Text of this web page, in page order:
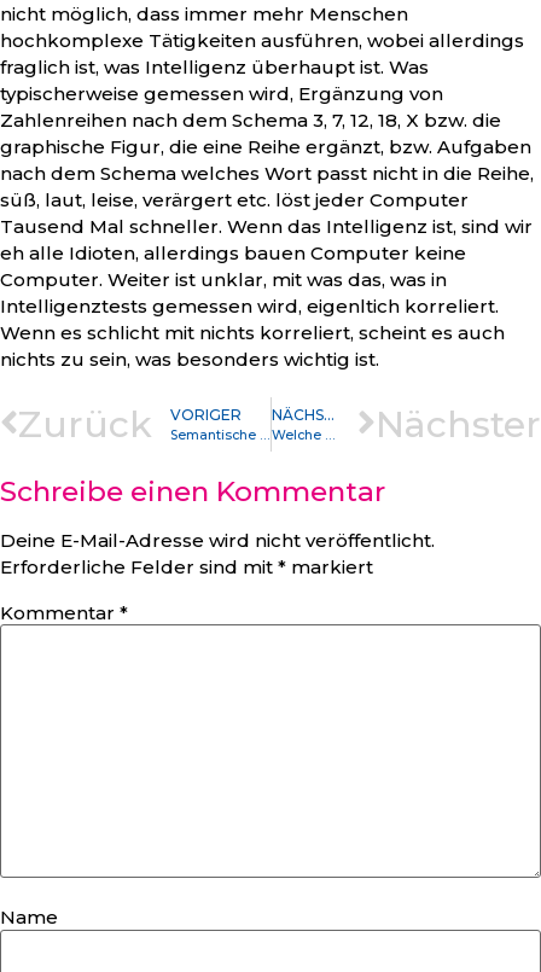
nicht möglich, dass immer mehr Menschen
hochkomplexe Tätigkeiten ausführen, wobei allerdings
fraglich ist, was Intelligenz überhaupt ist. Was
typischerweise gemessen wird, Ergänzung von
Zahlenreihen nach dem Schema 3, 7, 12, 18, X bzw. die
graphische Figur, die eine Reihe ergänzt, bzw. Aufgaben
nach dem Schema welches Wort passt nicht in die Reihe,
süß, laut, leise, verärgert etc. löst jeder Computer
Tausend Mal schneller. Wenn das Intelligenz ist, sind wir
eh alle Idioten, allerdings bauen Computer keine
Computer. Weiter ist unklar, mit was das, was in
Intelligenztests gemessen wird, eigenltich korreliert.
Wenn es schlicht mit nichts korreliert, scheint es auch
nichts zu sein, was besonders wichtig ist.
Zurück VORIGER
Semantische Felder und Spracherwerb
NÄCHSTER
Welche Hoffnung stirbt zuletzt? Nächster
Schreibe einen Kommentar
Deine E-Mail-Adresse wird nicht veröffentlicht.
Erforderliche Felder sind mit * markiert
Kommentar *
Name